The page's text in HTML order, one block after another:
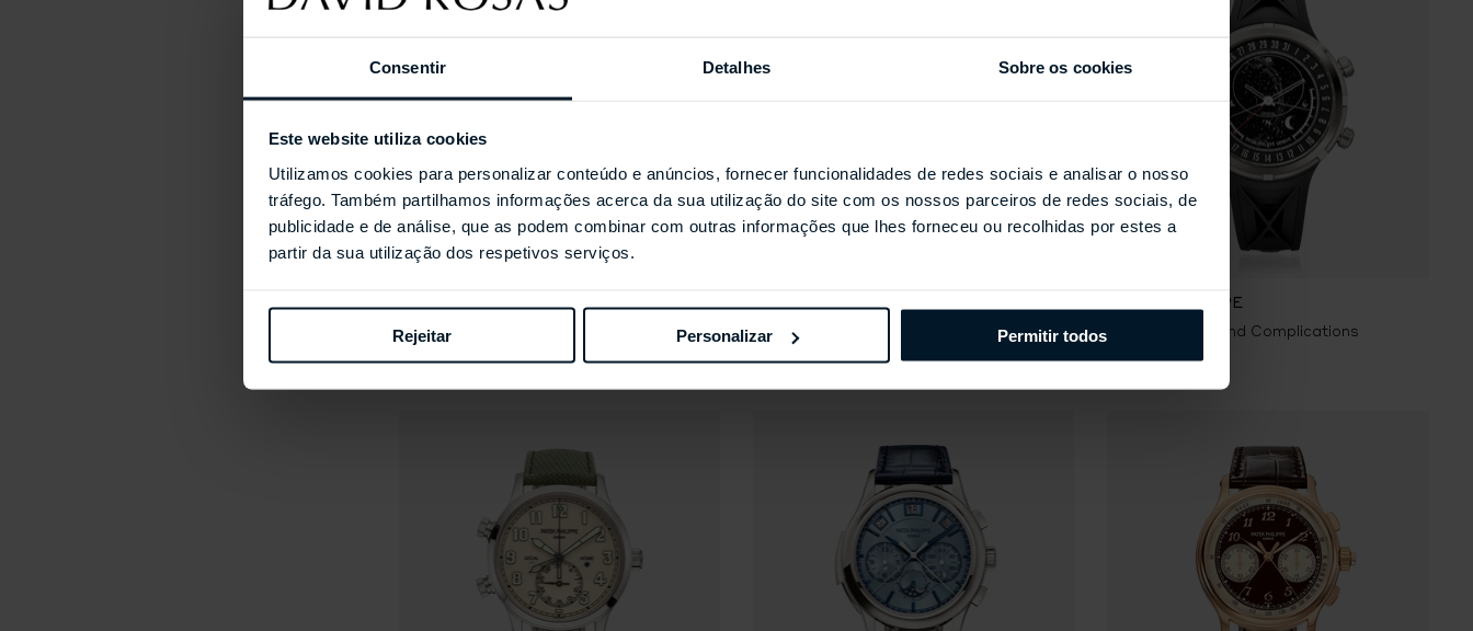
Consentir Detalhes Sobre os cookies
Este website utiliza cookies
Utilizamos cookies para personalizar conteúdo e anúncios, fornecer funcionalidades de redes sociais e analisar o nosso
tráfego. Também partilhamos informações acerca da sua utilização do site com os nossos parceiros de redes sociais, de
publicidade e de análise, que as podem combinar com outras informações que lhes forneceu ou recolhidas por estes a
partir da sua utilização dos respetivos serviços.
Rejeitar Personalizar Permitir todos
PATEK PHILIPPE
5322G-010 - Grand Complications
€269.488,00
PATEK PHILIPPE
5322G-001 - Grand Complications
€269.488,00
PATEK PHILIPPE
6105G-001 - Grand Complications
€419.203,00